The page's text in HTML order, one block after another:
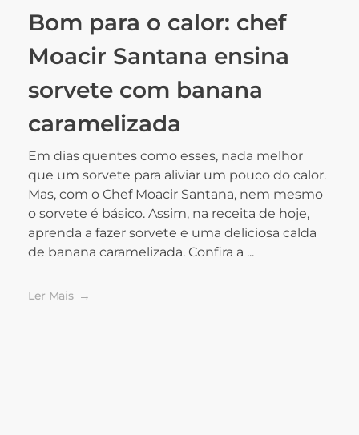
Bom para o calor: chef
Moacir Santana ensina
sorvete com banana
caramelizada
Em dias quentes como esses, nada melhor
que um sorvete para aliviar um pouco do calor.
Mas, com o Chef Moacir Santana, nem mesmo
o sorvete é básico. Assim, na receita de hoje,
aprenda a fazer sorvete e uma deliciosa calda
de banana caramelizada. Confira a ...
Ler Mais